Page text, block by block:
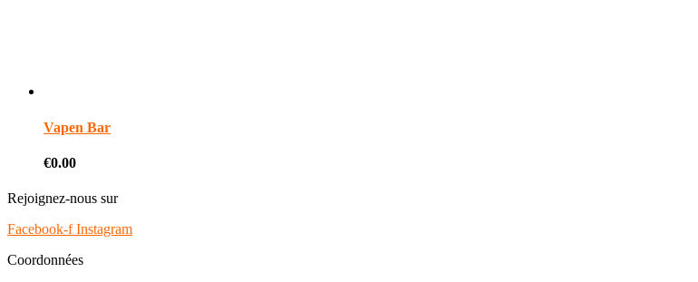
Vapen Bar
€0.00
Rejoignez-nous sur
Facebook-f Instagram
Coordonnées